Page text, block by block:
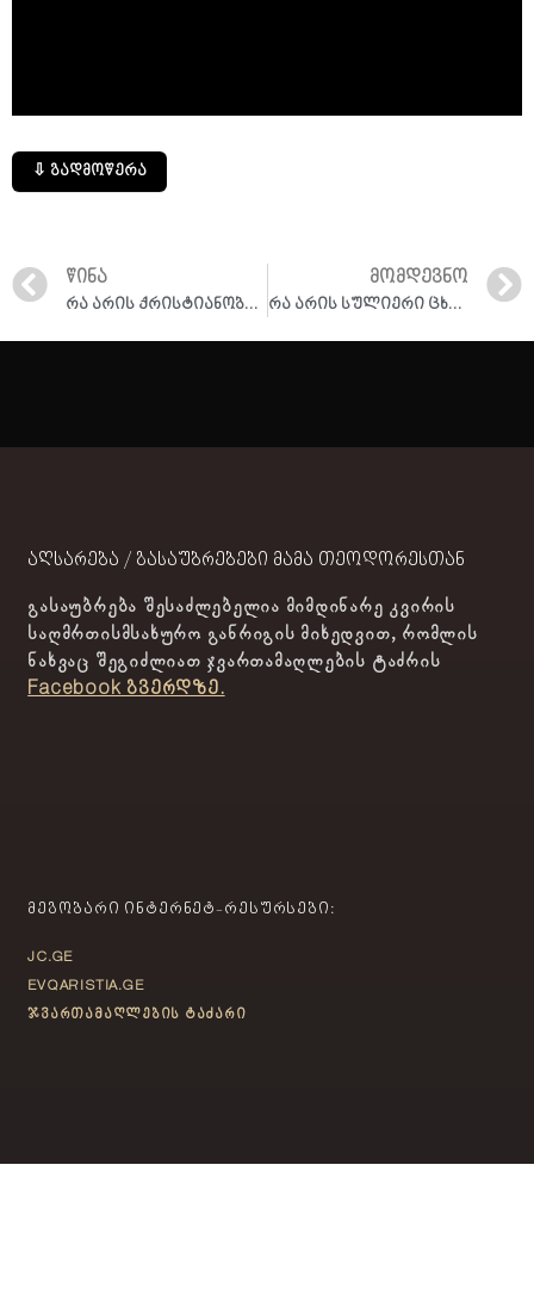
⇩ გადმოწერა
ᲬᲘᲜᲐ
რა არის ქრისტიანობის ჭეშმარიტების დასტური? I ამონარიდი შეხვედრიდან 01.12.2022
ᲛᲝᲛᲓᲔᲕᲜᲝ
რა არის სულიერი ცხოვრების უმაღლესი საფეხური? I ქადაგება 18.12.2022
აღსარება / გასაუბრებები მამა თეოდორესთან
გასაუბრება შესაძლებელია მიმდინარე კვირის
საღმრთისმსახურო განრიგის მიხედვით, რომლის
ნახვაც შეგიძლიათ ჯვართამაღლების ტაძრის
Facebook გვერდზე.
ᲛᲔᲒᲝᲑᲐᲠᲘ ᲘᲜᲢᲔᲠᲜᲔᲢ-ᲠᲔᲡᲣᲠᲡᲔᲑᲘ:
JC.GE
EVQARISTIA.GE
ჯვართამაღლების ტაძარი